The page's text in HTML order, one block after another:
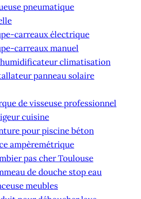
pneumatique
carreaux électrique
carreaux manuel
climatisation
panneau solaire
de visseuse professionnel
cuisine
pour piscine béton
ampèremétrique
pas cher Toulouse
de douche stop eau
meubles